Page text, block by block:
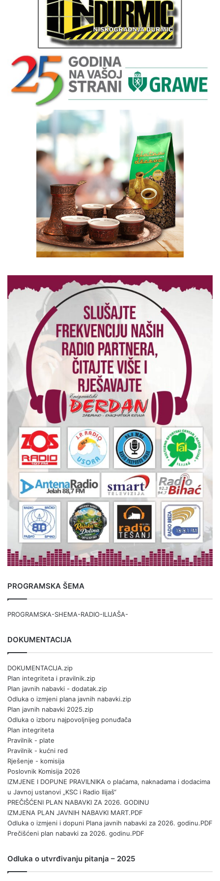
PROGRAMSKA ŠEMA
PROGRAMSKA-SHEMA-RADIO-ILIJAŠA-
DOKUMENTACIJA
DOKUMENTACIJA.zip
Plan integriteta i pravilnik.zip
Plan javnih nabavki - dodatak.zip
Odluka o izmjeni plana javnih nabavki.zip
Plan javnih nabavki 2025.zip
Odluka o izboru najpovoljnijeg ponuđača
Plan integriteta
Pravilnik - plate
Pravilnik - kućni red
Rješenje - komisija
Poslovnik Komisija 2026
IZMJENE I DOPUNE PRAVILNIKA o plaćama, naknadama i dodacima
u Javnoj ustanovi „KSC i Radio Ilijaš“
PREČIŠĆENI PLAN NABAVKI ZA 2026. GODINU
IZMJENA PLAN JAVNIH NABAVKI MART.PDF
Odluka o izmjeni i dopuni Plana javnih nabavki za 2026. godinu.PDF
Prečišćeni plan nabavki za 2026. godinu.PDF
Odluka o utvrđivanju pitanja – 2025